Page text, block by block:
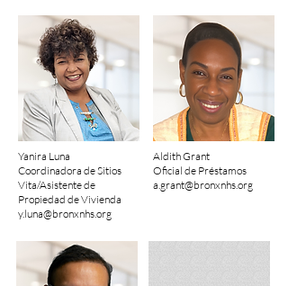
Yanira Luna
Coordinadora de Sitios
Vita/Asistente de
Propiedad de Vivienda
y.luna@bronxnhs.org
Aldith Grant
Oficial de Préstamos
a.grant@bronxnhs.org